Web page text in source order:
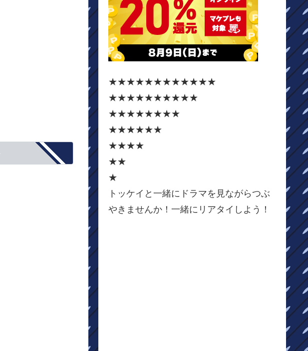
★★★★★★★★★★★★
★★★★★★★★★★
★★★★★★★★
★★★★★★
★★★★
★★
★
トッケイと一緒にドラマを見ながらつぶ
やきませんか！一緒にリアタイしよう！